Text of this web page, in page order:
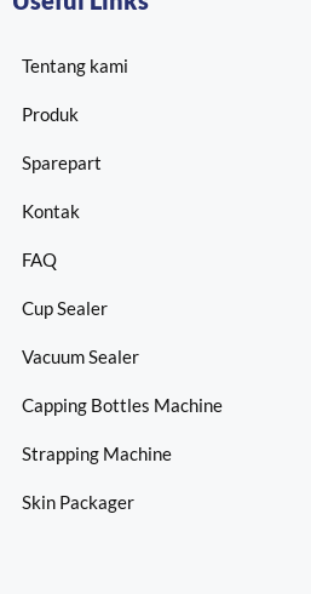
Tentang kami
Produk
Sparepart
Kontak
FAQ
Cup Sealer
Vacuum Sealer
Capping Bottles Machine
Strapping Machine
Skin Packager